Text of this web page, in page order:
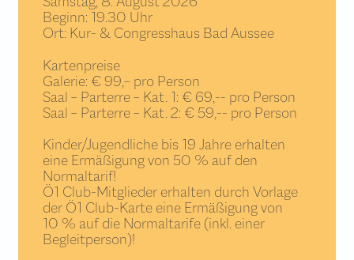
Josef Fröhlich Saal
Josef Poestion Saal
Galerie & Ausstellungssaal
Terrasse mit Seminarturm
Ballett & Tanzstudio
Künstlergarderobe
Weihnachtsfeiern
Beginn: 19.30 Uhr
Ort: Kur- & Congresshaus Bad Aussee
Kartenpreise
Galerie: € 99,– pro Person
Saal – Parterre – Kat. 1: € 69,-- pro Person
Saal – Parterre – Kat. 2: € 59,-- pro Person
Kinder/Jugendliche bis 19 Jahre erhalten
eine Ermäßigung von 50 % auf den
Normaltarif!
Ö1 Club-Mitglieder erhalten durch Vorlage
der Ö1 Club-Karte eine Ermäßigung von
10 % auf die Normaltarife (inkl. einer
Begleitperson)!